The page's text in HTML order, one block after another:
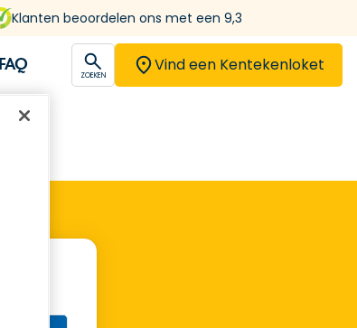
Klanten beoordelen ons met een 9,3
FAQ open
ZOEKEN
Vind een Kentekenloket